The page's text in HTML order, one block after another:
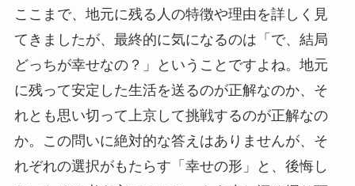
ここまで、地元に残る人の特徴や理由を詳しく見
てきましたが、最終的に気になるのは「で、結局
どっちが幸せなの？」ということですよね。地元
に残って安定した生活を送るのが正解なのか、そ
れとも思い切って上京して挑戦するのが正解なの
か。この問いに絶対的な答えはありませんが、そ
れぞれの選択がもたらす「幸せの形」と、後悔し